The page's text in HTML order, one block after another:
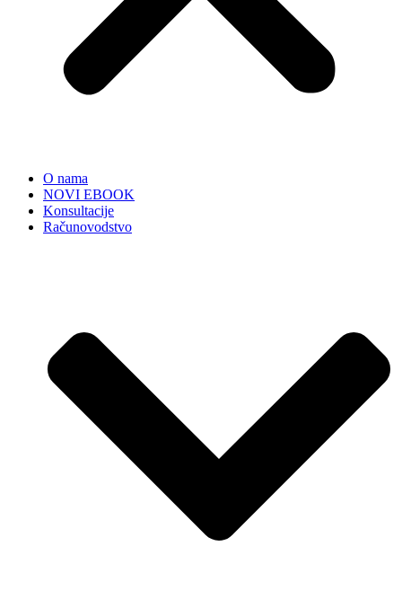
O nama
NOVI EBOOK
Konsultacije
Računovodstvo